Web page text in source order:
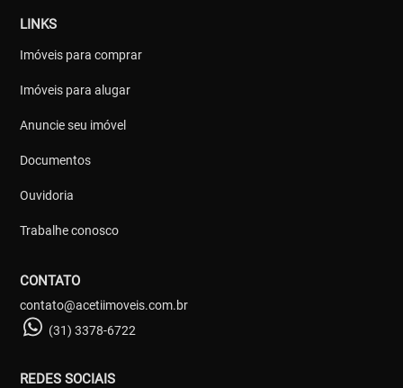
LINKS
Imóveis para comprar
Imóveis para alugar
Anuncie seu imóvel
Documentos
Ouvidoria
Trabalhe conosco
CONTATO
contato@acetiimoveis.com.br
(31) 3378-6722
REDES SOCIAIS